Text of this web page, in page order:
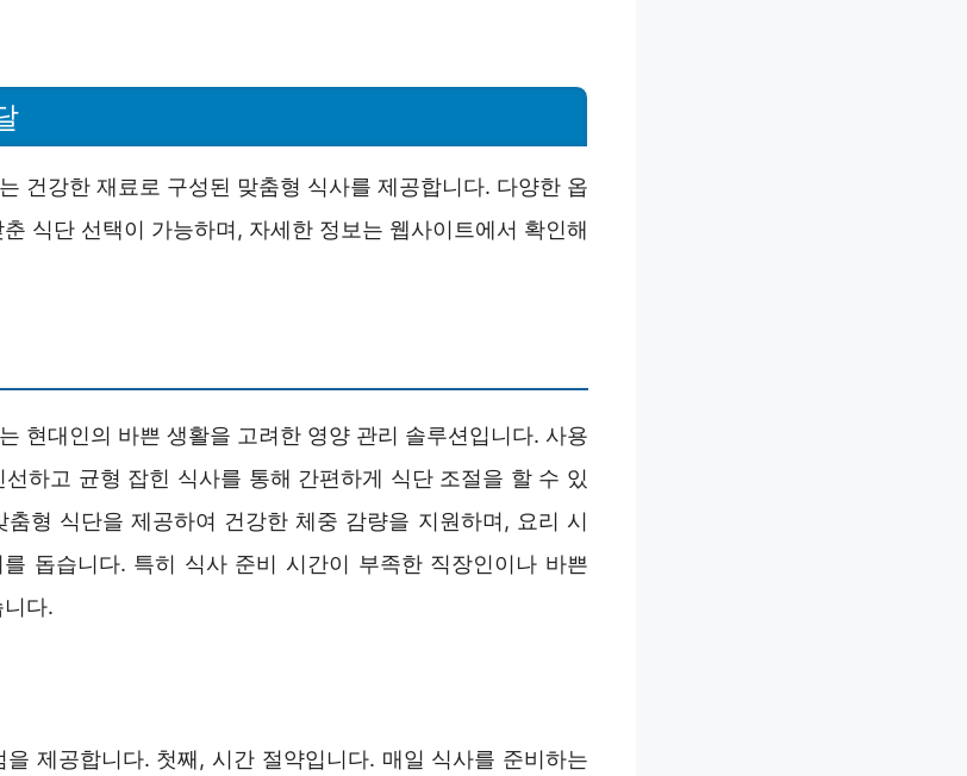
건강한 재료로 구성된 맞춤형 식사를 제공합니다. 다양한 옵
식단 선택이 가능하며, 자세한 정보는 웹사이트에서 확인해
현대인의 바쁜 생활을 고려한 영양 관리 솔루션입니다. 사용
하고 균형 잡힌 식사를 통해 간편하게 식단 조절을 할 수 있
형 식단을 제공하여 건강한 체중 감량을 지원하며, 요리 시
돕습니다. 특히 식사 준비 시간이 부족한 직장인이나 바쁜
다.
제공합니다. 첫째, 시간 절약입니다. 매일 식사를 준비하는